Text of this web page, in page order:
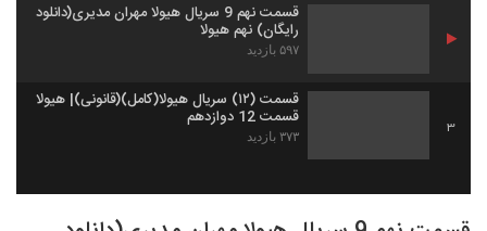
قسمت نهم 9 سریال هیولا مهران مدیری(دانلود
رایگان) نهم هیولا
۵۹۷ بازدید
3
قسمت (۱۲) سریال هیولا(کامل)(قانونی)| هیولا
قسمت 12 دوازدهم
۳۷۳ بازدید